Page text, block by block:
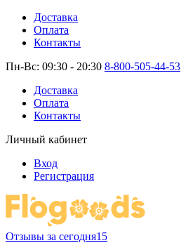
Доставка
Оплата
Контакты
Пн-Вс: 09:30 - 20:30 8-800-505-44-53
Доставка
Оплата
Контакты
Личный кабинет
Вход
Регистрация
Отзывы за сегодня15